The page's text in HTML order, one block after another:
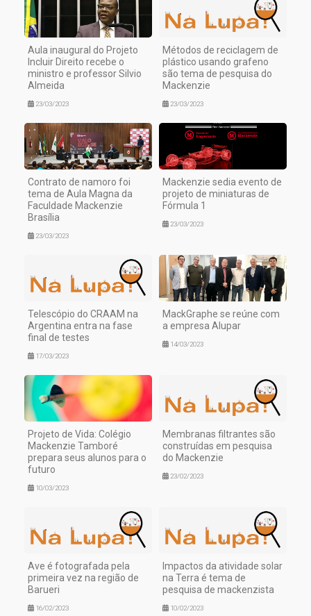
Aula inaugural do Projeto
Incluir Direito recebe o
ministro e professor Silvio
Almeida
23/03/2023
Métodos de reciclagem de
plástico usando grafeno
são tema de pesquisa do
Mackenzie
23/03/2023
Contrato de namoro foi
tema de Aula Magna da
Faculdade Mackenzie
Brasília
23/03/2023
Mackenzie sedia evento de
projeto de miniaturas de
Fórmula 1
23/03/2023
Telescópio do CRAAM na
Argentina entra na fase
final de testes
17/03/2023
MackGraphe se reúne com
a empresa Alupar
14/03/2023
Projeto de Vida: Colégio
Mackenzie Tamboré
prepara seus alunos para o
futuro
10/03/2023
Membranas filtrantes são
construídas em pesquisa
do Mackenzie
23/02/2023
Ave é fotografada pela
primeira vez na região de
Barueri
16/02/2023
Impactos da atividade solar
na Terra é tema de
pesquisa de mackenzista
10/02/2023